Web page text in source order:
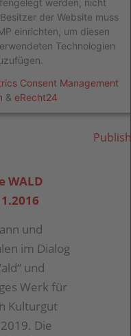
der Website muss
einrichten, um diesen
Technologien
Consent Management
& eRecht24
WALD
und
im Dialog
und
Werk für
Kulturgut
Die